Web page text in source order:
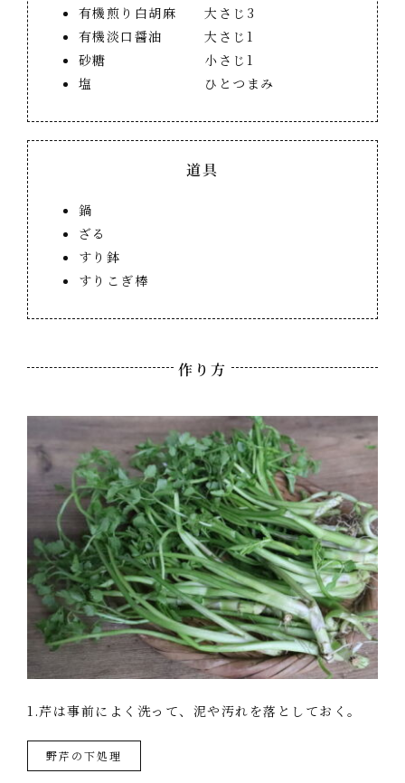
有機煎り白胡麻 大さじ3
有機淡口醤油 大さじ1
砂糖 小さじ1
塩 ひとつまみ
道具
鍋
ざる
すり鉢
すりこぎ棒
作り方
1.芹は事前によく洗って、泥や汚れを落としておく。
野芹の下処理